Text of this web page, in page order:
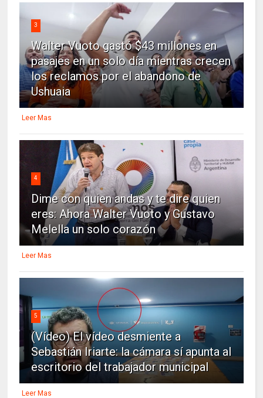
3
Walter Vuoto gastó $43 millones en
pasajes en un solo día mientras crecen
los reclamos por el abandono de
Ushuaia
Leer Mas
4
Dime con quien andas y te dire quien
eres: Ahora Walter Vuoto y Gustavo
Melella un solo corazón
Leer Mas
5
(Vídeo) El vídeo desmiente a
Sebastián Iriarte: la cámara sí apunta al
escritorio del trabajador municipal
Leer Mas